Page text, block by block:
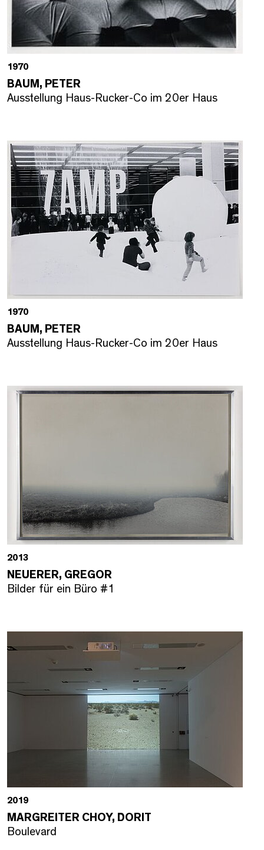
1970
BAUM, PETER
Ausstellung Haus-Rucker-Co im 20er Haus
1970
BAUM, PETER
Ausstellung Haus-Rucker-Co im 20er Haus
2013
NEUERER, GREGOR
Bilder für ein Büro #1
2019
MARGREITER CHOY, DORIT
Boulevard